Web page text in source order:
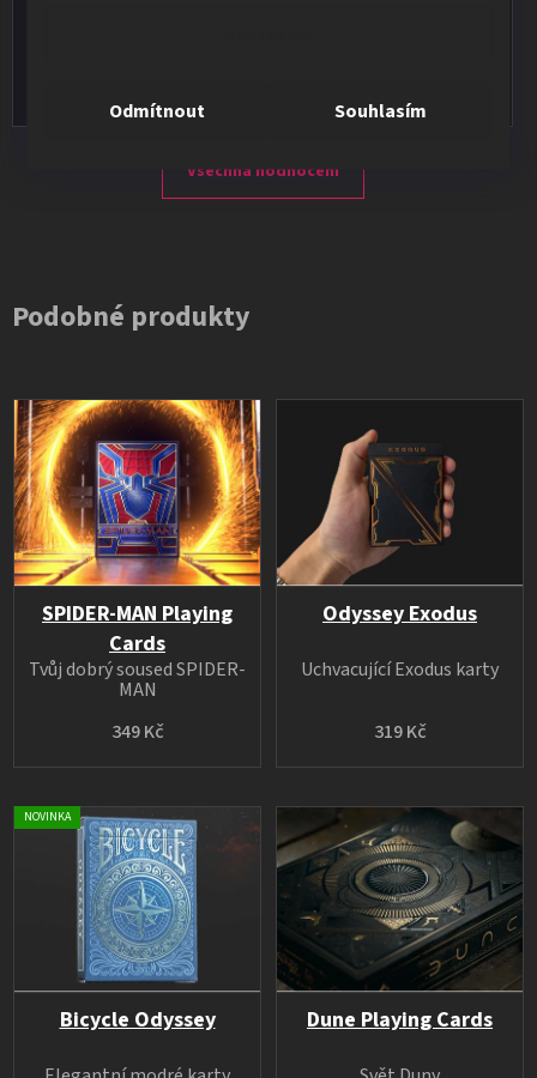
Odmítnout Souhlasím
Všechna hodnocení
Podobné produkty
SPIDER-MAN Playing
Cards
349 Kč
Tvůj dobrý soused SPIDER-
MAN
Odyssey Exodus
319 Kč
Uchvacující Exodus karty
NOVINKA
Bicycle Odyssey Dune Playing Cards